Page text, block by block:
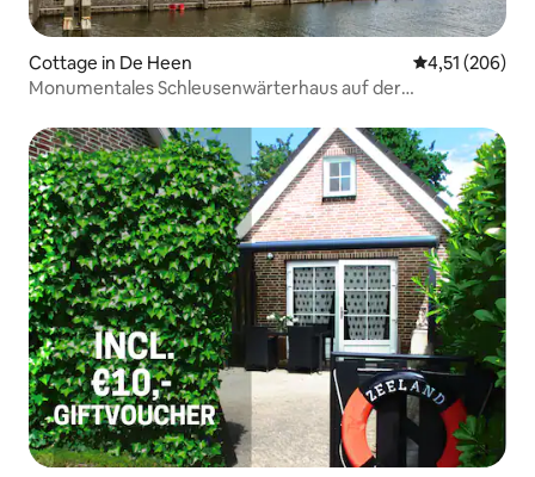
Cottage in De Heen
4,51 (206)
Monumentales Schleusenwärterhaus auf der